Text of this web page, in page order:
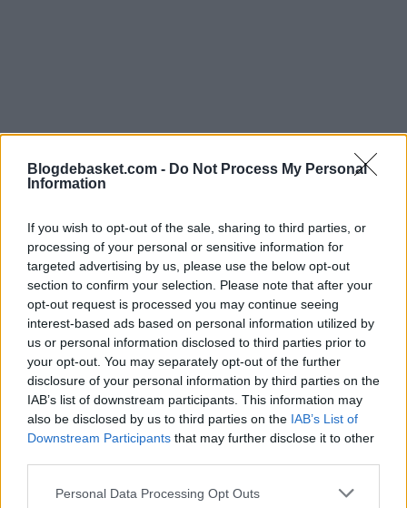
Blogdebasket.com - Do Not Process My Personal
Information
If you wish to opt-out of the sale, sharing to third parties, or
processing of your personal or sensitive information for
targeted advertising by us, please use the below opt-out
section to confirm your selection. Please note that after your
opt-out request is processed you may continue seeing
interest-based ads based on personal information utilized by
us or personal information disclosed to third parties prior to
your opt-out. You may separately opt-out of the further
disclosure of your personal information by third parties on the
IAB’s list of downstream participants. This information may
also be disclosed by us to third parties on the IAB’s List of
Downstream Participants that may further disclose it to other
Personal Data Processing Opt Outs
𝗞𝟯𝟯𝗚 𝗦𝗧𝗔𝗡𝗗𝗦 𝗔𝗟𝗢𝗡𝗘 👑
Keegan Murray now holds the NBA all-time single-
season 3-point record for rookies and has done it with
the highest percentage (40.7%) ever for a first-year
player with 400+ attempts. 🎯
pic.twitter.com/tk8bmEI1Wp
— X - Sacramento Kings (@SacramentoKings)March
30, 2023